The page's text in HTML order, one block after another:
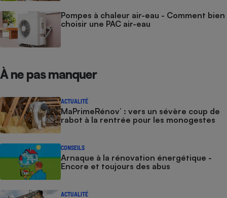
Pompes à chaleur air-eau - Comment bien
choisir une PAC air-eau
À ne pas manquer
ACTUALITÉ
MaPrimeRénov’ : vers un sévère coup de
rabot à la rentrée pour les monogestes
CONSEILS
Arnaque à la rénovation énergétique -
Encore et toujours des abus
ACTUALITÉ